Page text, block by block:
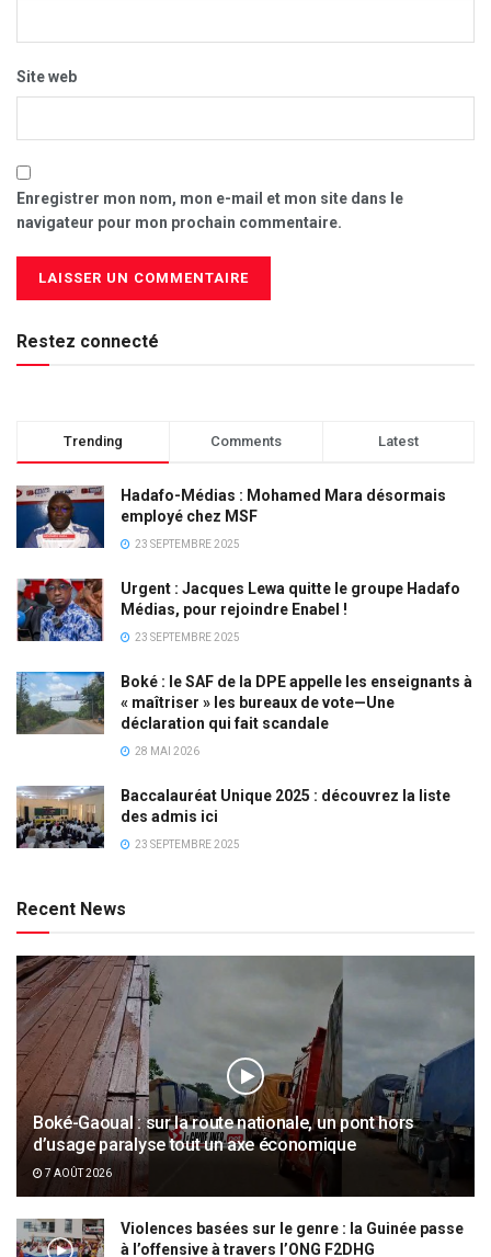
Site web
Enregistrer mon nom, mon e-mail et mon site dans le
navigateur pour mon prochain commentaire.
Restez connecté
Trending Comments Latest
Hadafo-Médias : Mohamed Mara désormais
employé chez MSF
23 SEPTEMBRE 2025
Urgent : Jacques Lewa quitte le groupe Hadafo
Médias, pour rejoindre Enabel !
23 SEPTEMBRE 2025
Boké : le SAF de la DPE appelle les enseignants à
« maîtriser » les bureaux de vote—Une
déclaration qui fait scandale
28 MAI 2026
Baccalauréat Unique 2025 : découvrez la liste
des admis ici
23 SEPTEMBRE 2025
Recent News
Boké-Gaoual : sur la route nationale, un pont hors
d’usage paralyse tout un axe économique
7 AOÛT 2026
Violences basées sur le genre : la Guinée passe
à l’offensive à travers l’ONG F2DHG